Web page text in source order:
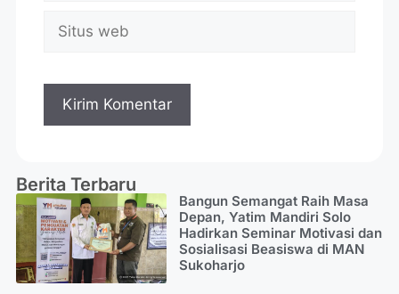
Berita Terbaru
Bangun Semangat Raih Masa
Depan, Yatim Mandiri Solo
Hadirkan Seminar Motivasi dan
Sosialisasi Beasiswa di MAN
Sukoharjo